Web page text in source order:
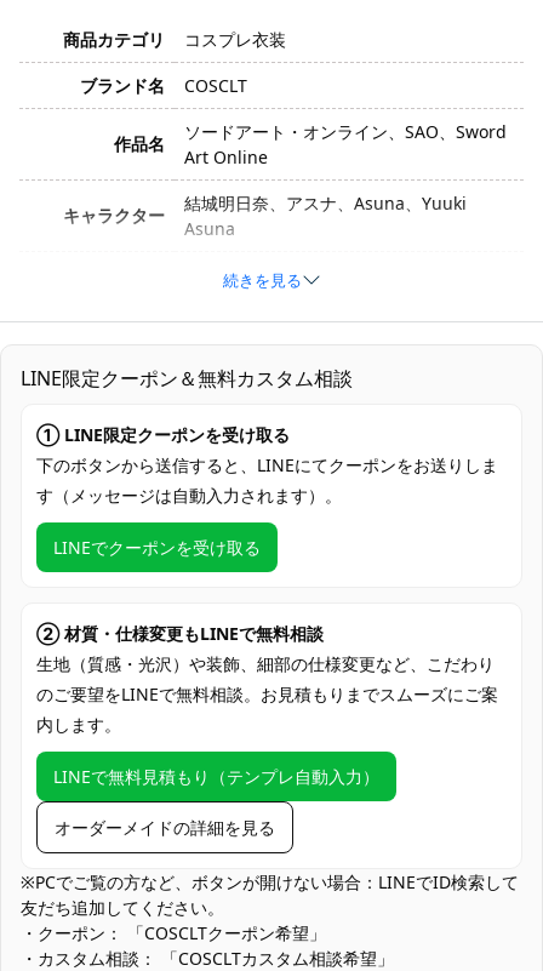
商品カテゴリ
コスプレ衣装
ブランド名
COSCLT
作品名
ソードアート・オンライン、SAO、Sword
Art Online
キャラクター
結城明日奈、アスナ、Asuna、Yuuki
Asuna
サイズ
S、M、L、XL
素材
コスプレ専用生地
加工に7～15営業日、配送に5～7営業日
（※土日祝除く）、合計で12～22営業日程
度でお届け
クレジットカード（VISA、Master、JCB、
使用場所
コミケ・大型同人即売会、アニメ・ゲーム
系イベント、コスプレ撮影会、スタジオ撮
影、ハロウィン仮装、学園系合わせ、テー
会・オフ会
コスプレ愛好家、アニメや漫画、ゲームフ
ァン、出演者
収納方法
他の衣類と同じく、清潔に乾燥を保ち、鋭
い物によっての破れを避けてください。
商品状態
新品未使用
続きを見る
LINE限定クーポン＆無料カスタム相談
① LINE限定クーポンを受け取る
下のボタンから送信すると、LINEにてクーポンをお送りしま
す（メッセージは自動入力されます）。
LINEでクーポンを受け取る
② 材質・仕様変更もLINEで無料相談
生地（質感・光沢）や装飾、細部の仕様変更など、こだわり
のご要望をLINEで無料相談。お見積もりまでスムーズにご案
内します。
LINEで無料見積もり（テンプレ自動入力）
オーダーメイドの詳細を見る
※PCでご覧の方など、ボタンが開けない場合：LINEでID検索して
友だち追加してください。
・クーポン： 「COSCLTクーポン希望」
・カスタム相談： 「COSCLTカスタム相談希望」